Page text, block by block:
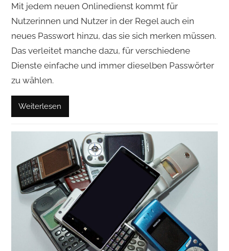
Mit jedem neuen Onlinedienst kommt für
Nutzerinnen und Nutzer in der Regel auch ein
neues Passwort hinzu, das sie sich merken müssen.
Das verleitet manche dazu, für verschiedene
Dienste einfache und immer dieselben Passwörter
zu wählen.
Weiterlesen